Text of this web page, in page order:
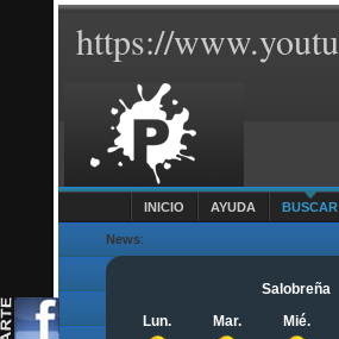
https://
INICIO AYUDA BUSCAR
News: